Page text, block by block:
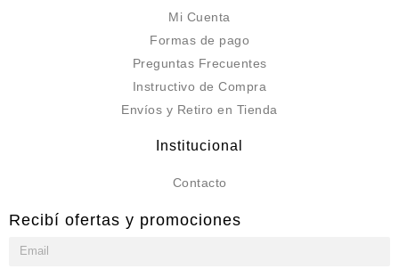
Mi Cuenta
Formas de pago
Preguntas Frecuentes
Instructivo de Compra
Envíos y Retiro en Tienda
Institucional
Contacto
Recibí ofertas y promociones